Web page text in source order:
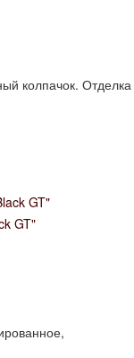
колпачок. Отделка
GT"